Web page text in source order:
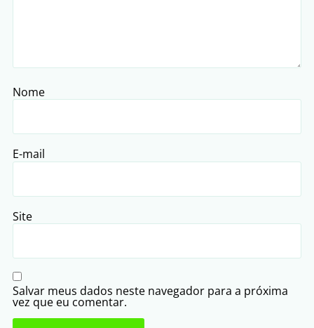
Nome
E-mail
Site
Salvar meus dados neste navegador para a próxima
vez que eu comentar.